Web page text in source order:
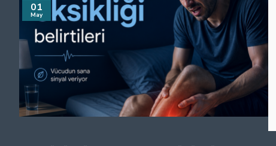
01
May